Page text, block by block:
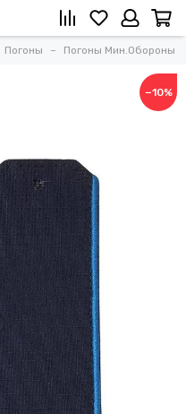
Погоны Погоны Мин.Обороны
−10%